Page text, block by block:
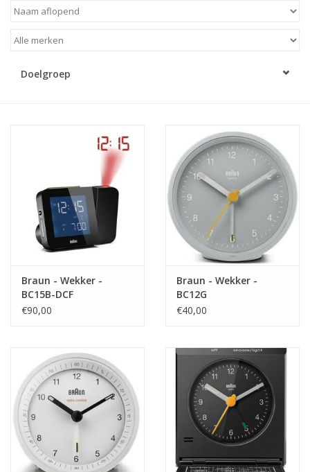
Overige
Merken
Doelgroep
Braun - Wekker -
BC15B-DCF
€90,00
Braun - Wekker -
BC12G
€40,00